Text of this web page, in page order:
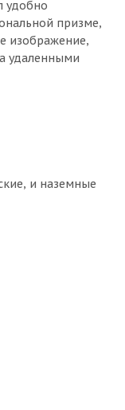
удобно
призме,
изображение,
удаленными
и наземные